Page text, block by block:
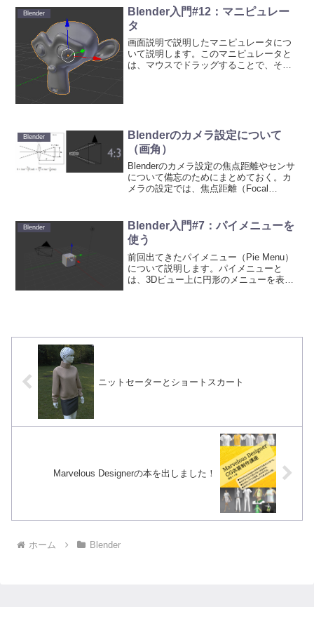
サウンド素材を見つけてこ...
Blender
Blender入門#12：マニピュレー
タ
画面説明で説明したマニピュレータにつ
いて説明します。このマニピュレータと
は、マウスでドラッグすることで、その
Blender
Blenderのカメラ設定について
（画角）
Blenderのカメラ設定の焦点距離やセンサ
について備忘のためにまとめておく。カ
メラの設定では、焦点距離（Focal
る。これにより画角(=視野角)が決まる。
つまり...
Blender
Blender入門#7：パイメニューを
使う
前回出てきたパイメニュー（Pie Menu）
について説明します。パイメニューと
は、3Dビュー上に円形のメニューを表示
ニットセーターとショートスカート
Marvelous Designerの本を出しました！
ホーム Blender